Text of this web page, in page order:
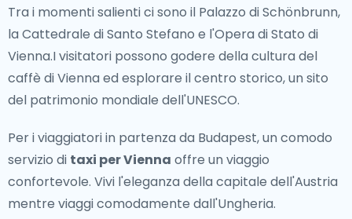
Luoghi Iconici
Dalle vivaci strade di Budapest ai paesaggi sereni della
campagna, l'Ungheria è piena di luoghi iconici. I
visitatori possono godersi una crociera sul fiume
Quartiere Ebraico storico, ricco di storia e cultura. La
bellezza naturale abbonda, con splendide località
come il Lago Balaton e il Parco Nazionale di Bukk, che
offrono viste mozzafiato e attività all'aperto.
Tra i momenti salienti ci sono il Palazzo di Schönbrunn,
la Cattedrale di Santo Stefano e l'Opera di Stato di
Vienna.I visitatori possono godere della cultura del
caffè di Vienna ed esplorare il centro storico, un sito
del patrimonio mondiale dell'UNESCO.
Per i viaggiatori in partenza da Budapest, un comodo
servizio di taxi per Vienna offre un viaggio
confortevole. Vivi l'eleganza della capitale dell'Austria
mentre viaggi comodamente dall'Ungheria.